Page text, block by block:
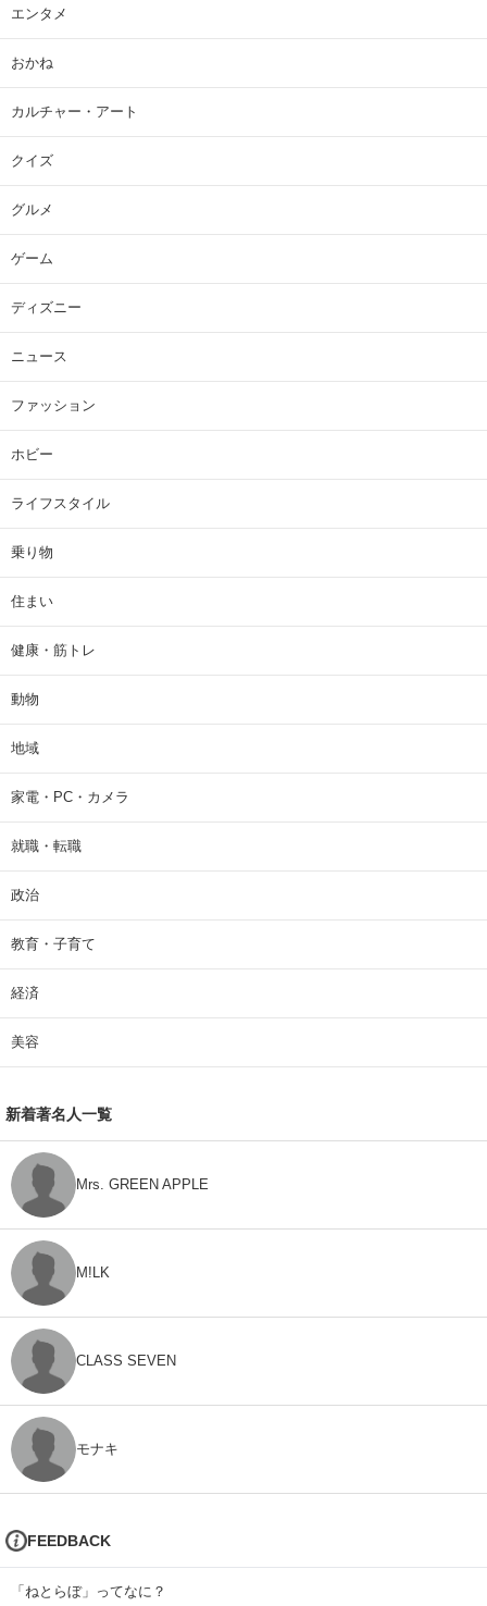
エンタメ
おかね
カルチャー・アート
クイズ
グルメ
ゲーム
ディズニー
ニュース
ファッション
ホビー
ライフスタイル
乗り物
住まい
健康・筋トレ
動物
地域
家電・PC・カメラ
就職・転職
政治
教育・子育て
経済
美容
新着著名人一覧
Mrs. GREEN APPLE
M!LK
CLASS SEVEN
モナキ
FEEDBACK
「ねとらぼ」ってなに？